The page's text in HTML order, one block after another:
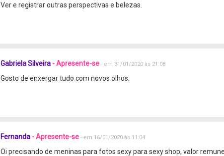
Ver e registrar outras perspectivas e belezas.
Gabriela Silveira - Apresente-se - em 31/01/2020 às 21:08
Gosto de enxergar tudo com novos olhos.
Fernanda - Apresente-se - em 16/01/2020 às 11:04
Oi precisando de meninas para fotos sexy para sexy shop, valor